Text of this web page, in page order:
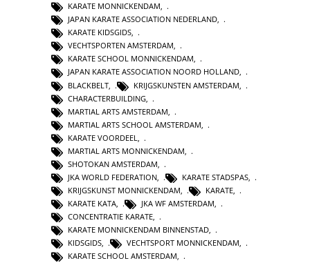
KARATE MONNICKENDAM,
JAPAN KARATE ASSOCIATION NEDERLAND,
KARATE KIDSGIDS,
VECHTSPORTEN AMSTERDAM,
KARATE SCHOOL MONNICKENDAM,
JAPAN KARATE ASSOCIATION NOORD HOLLAND,
BLACKBELT
KRIJGSKUNSTEN AMSTERDAM
CHARACTERBUILDING
MARTIAL ARTS AMSTERDAM
MARTIAL ARTS SCHOOL AMSTERDAM
KARATE VOORDEEL
MARTIAL ARTS MONNICKENDAM
SHOTOKAN AMSTERDAM
JKA WORLD FEDERATION
KARATE STADSPAS
KRIJGSKUNST MONNICKENDAM, KARATE,
KARATE KATA, JKA WF AMSTERDAM,
CONCENTRATIE KARATE,
KARATE MONNICKENDAM BINNENSTAD,
KIDSGIDS, VECHTSPORT MONNICKENDAM,
KARATE SCHOOL AMSTERDAM,